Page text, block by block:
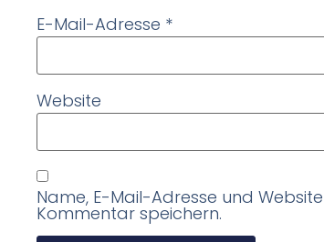
E-Mail-Adresse *
Website
Name, E-Mail-Adresse und
Kommentar speichern.